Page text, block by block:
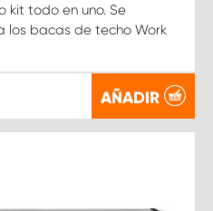
kit todo en uno. Se
bacas de techo Work
AÑADIR